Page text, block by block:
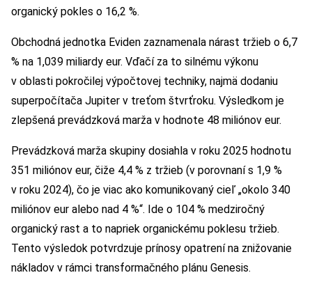
organický pokles o 16,2 %.
Obchodná jednotka Eviden zaznamenala nárast tržieb o 6,7
% na 1,039 miliardy eur. Vďačí za to silnému výkonu
v oblasti pokročilej výpočtovej techniky, najmä dodaniu
superpočítača Jupiter v treťom štvrťroku. Výsledkom je
zlepšená prevádzková marža v hodnote 48 miliónov eur.
Prevádzková marža skupiny dosiahla v roku 2025 hodnotu
351 miliónov eur, čiže 4,4 % z tržieb (v porovnaní s 1,9 %
v roku 2024), čo je viac ako komunikovaný cieľ „okolo 340
miliónov eur alebo nad 4 %“. Ide o 104 % medziročný
organický rast a to napriek organickému poklesu tržieb.
Tento výsledok potvrdzuje prínosy opatrení na znižovanie
nákladov v rámci transformačného plánu Genesis.